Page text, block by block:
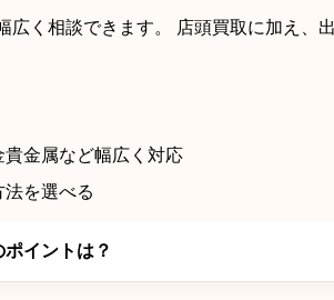
広く相談できます。 店頭買取に加え
金属など幅広く対応
を選べる
イントは？